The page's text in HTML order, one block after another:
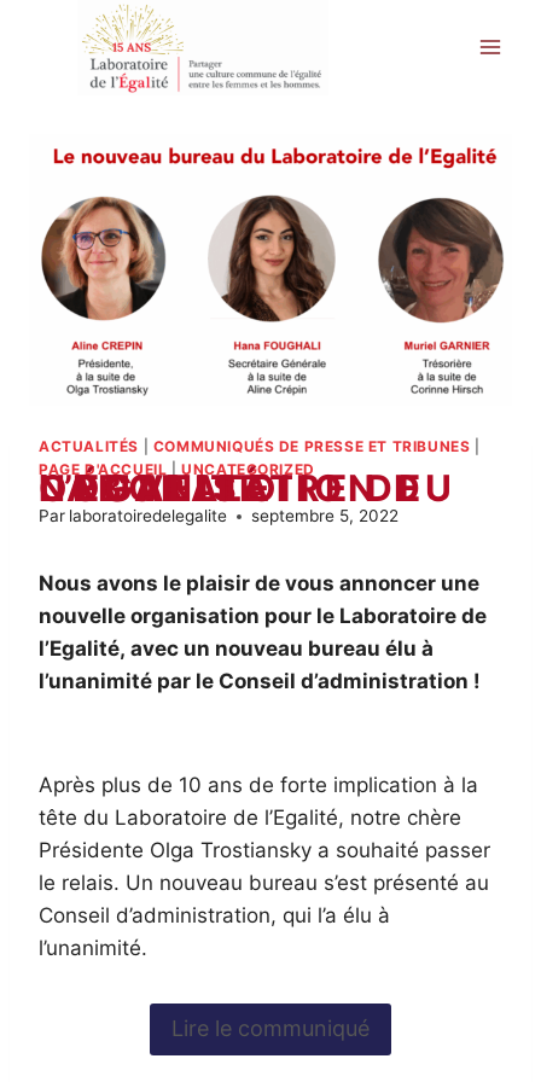
ACTUALITÉS COMMUNIQUÉS DE PRESSE ET TRIBUNES
PAGE D'ACCUEIL |UNCATEGORIZED
NOUVELLE ORGANISATION DU LABORATOIRE DE L’ÉGALITÉ
Par laboratoiredelegalite septembre 5, 2022
Nous avons le plaisir de vous annoncer une
nouvelle organisation pour le Laboratoire de
l’Egalité, avec un nouveau bureau élu à
l’unanimité par le Conseil d’administration !
Après plus de 10 ans de forte implication à la
tête du Laboratoire de l’Egalité, notre chère
Présidente Olga Trostiansky a souhaité passer
le relais. Un nouveau bureau s’est présenté au
Conseil d’administration, qui l’a élu à
l’unanimité.
Lire le communiqué